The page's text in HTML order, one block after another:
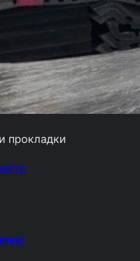
прокладки